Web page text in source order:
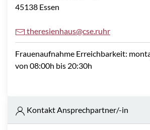
45138 Essen
theresienhaus@cse.ruhr
Frauenaufnahme Erreichbarkeit:
von 08:00h bis 20:30h
Kontakt Ansprechpartner/-in